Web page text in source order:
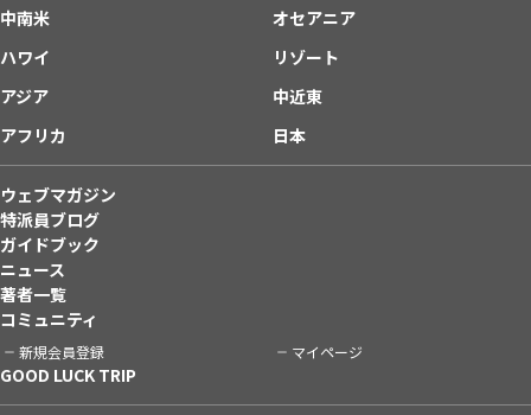
中南米
オセアニア
ハワイ
リゾート
アジア
中近東
アフリカ
日本
ウェブマガジン
特派員ブログ
ガイドブック
ニュース
著者一覧
コミュニティ
新規会員登録 マイページ
GOOD LUCK TRIP